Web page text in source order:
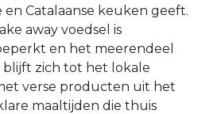
en Catalaanse keuken geeft.
away voedsel is
en het meerendeel
blijft zich tot het lokale
verse producten uit het
maaltijden die thuis